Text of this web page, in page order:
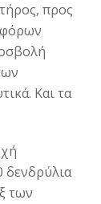
προς
Και τα
δενδρύλια
των